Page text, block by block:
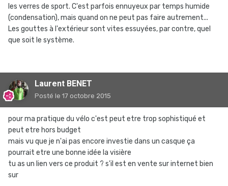
les verres de sport. C'est parfois ennuyeux par temps humide
(condensation), mais quand on ne peut pas faire autrement...
Les gouttes à l'extérieur sont vites essuyées, par contre, quel
que soit le système.
Laurent BENET
Posté le 17 octobre 2015
pour ma pratique du vélo c'est peut etre trop sophistiqué et
peut etre hors budget
mais vu que je n'ai pas encore investie dans un casque ça
pourrait etre une bonne idée la visière
tu as un lien vers ce produit ? s'il est en vente sur internet bien
sur